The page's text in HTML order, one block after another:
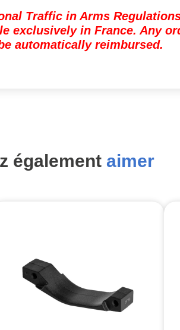
Traffic in Arms
exclusively in France. Any
automatically reimbursed.
également aimer